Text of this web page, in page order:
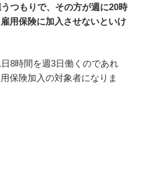
つもりで、その方が週に20時
用保険に加入させないといけ
8時間を週3日働くのであれ
保険加入の対象者になりま